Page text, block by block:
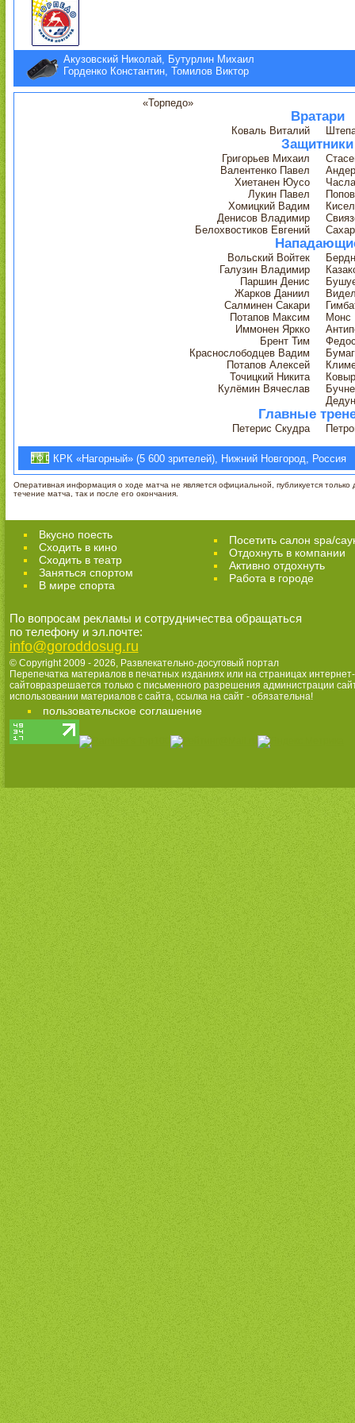
Акузовский Николай, Бутурлин Михаил
Горденко Константин, Томилов Виктор
«Торпедо»
Вратари
Коваль Виталий
Защитники
Григорьев Михаил
Валентенко Павел
Хиетанен Юусо
Лукин Павел
Хомицкий Вадим
Денисов Владимир
Белохвостиков Евгений
Вольский Войтек
Галузин Владимир
Паршин Денис
Жарков Даниил
Салминен Сакари
Потапов Максим
Монс
Иммонен Яркко
Брент Тим
Краснослободцев Вадим
Потапов Алексей
Точицкий Никита
Кулёмин Вячеслав
Главные
Петерис Скудра
КРК «Нагорный» (5 600 зрителей), Нижний Новгород, Россия
Оперативная информация о ходе матча не является официальной, публикуется только
течение матча, так и после его окончания.
Вкусно поесть
Сходить в кино
Cходить в театр
Заняться спортом
В мире спорта
Посетить салон spa/
Отдохнуть в компании
Активно отдохнуть
Работа в городе
По вопросам рекламы и сотрудничества обращаться
по телефону и эл.почте:
info@goroddosug.ru
© Copyright 2009 - 2026, Развлекательно-досуговый портал
Перепечатка материалов в печатных изданиях или на страницах интернет-
сайтовразрешается только с письменного разрешения администрации
использовании материалов с сайта, ссылка на сайт - обязательна!
пользовательское соглашение